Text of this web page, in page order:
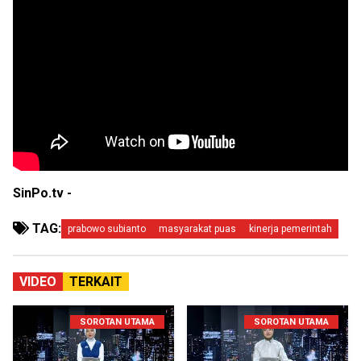
SinPo.tv -
TAG: prabowo subianto masyarakat puas kinerja pemerintah
VIDEO TERKAIT
SOROTAN UTAMA SOROTAN UTAMA